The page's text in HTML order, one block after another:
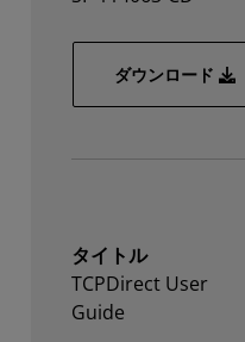
ダウンロード
タイトル
TCPDirect User
Guide